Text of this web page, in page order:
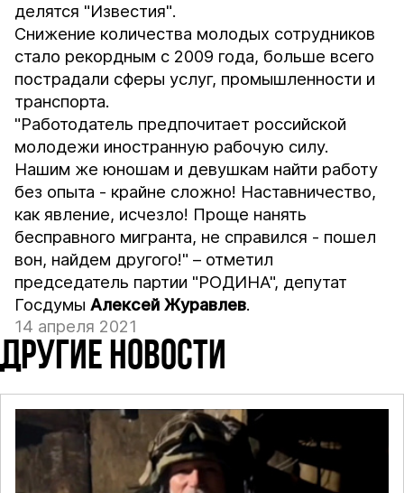
делятся "Известия".
Снижение количества молодых сотрудников
стало рекордным c 2009 года, больше всего
пострадали сферы услуг, промышленности и
транспорта.
"Работодатель предпочитает российской
молодежи иностранную рабочую силу.
Нашим же юношам и девушкам найти работу
без опыта - крайне сложно! Наставничество,
как явление, исчезло! Проще нанять
бесправного мигранта, не справился - пошел
вон, найдем другого!" – отметил
председатель партии "РОДИНА", депутат
ГосдумыАлексей Журавлев.
14 апреля 2021
ДРУГИЕ НОВОСТИ